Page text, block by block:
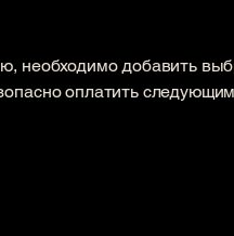
необходимо добавить
оплатить